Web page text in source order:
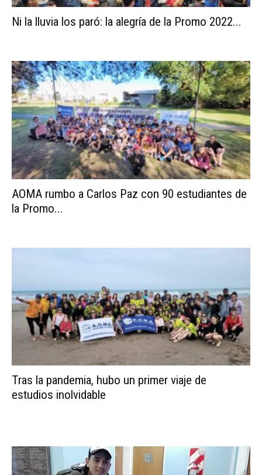
Ni la lluvia los paró: la alegría de la Promo 2022...
AOMA rumbo a Carlos Paz con 90 estudiantes de
la Promo...
Tras la pandemia, hubo un primer viaje de
estudios inolvidable